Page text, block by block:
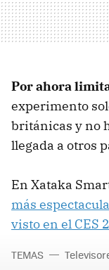
Por ahora
experimento
británicas y no
llegada a otros
En Xataka
más
visto en el CES
TEMAS